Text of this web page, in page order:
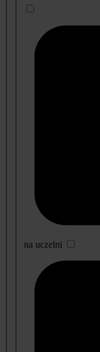
na uczelni